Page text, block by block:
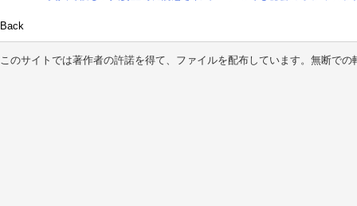
Back
このサイトでは著作者の許諾を得て、ファイルを配布しています。無断での